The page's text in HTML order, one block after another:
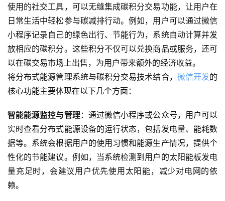
使用的社交工具，可以无缝集成碳积分交易功能，让用户在
日常生活中轻松参与碳减排行动。例如，用户可以通过微信
小程序记录自己的绿色出行、节能行为，系统自动计算并发
放相应的碳积分。这些积分不仅可以兑换商品或服务，还可
以在碳交易市场上出售，为用户带来额外的经济收益。
将分布式能源管理系统与碳积分交易技术结合， 微信开发的
核心功能主要体现在以下几个方面：
智能能源监控与管理 ：通过微信小程序或公众号，用户可以
实时查看分布式能源设备的运行状态，包括发电量、能耗数
据等。系统会根据用户的使用习惯和能源生产情况，提供个
性化的节能建议。例如，当系统检测到用户的太阳能板发电
量充足时，会建议用户优先使用太阳能，减少对电网的依
赖。